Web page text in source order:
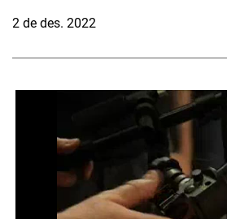
2 de des. 2022